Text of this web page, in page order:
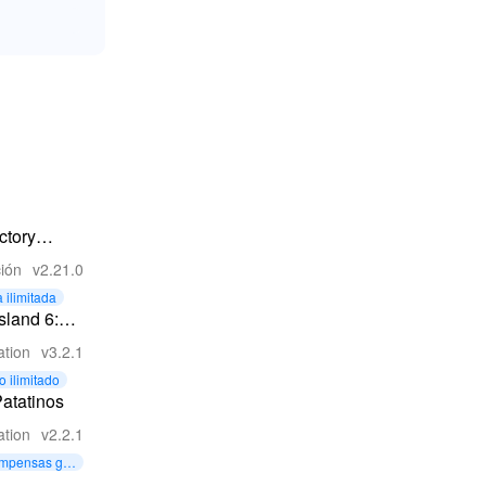
v2.21.0
ilimitada
6:
Lifev3.2.1
ilimitado
v2.2.1
gra